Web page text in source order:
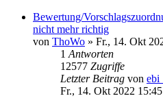
Bewertung/
nicht mehr richtig
von ThoWo » Fr., 14. Okt
1 Antworten
12577 Zugriffe
Letzter Beitrag von
Fr., 14. Okt 2022 15:45